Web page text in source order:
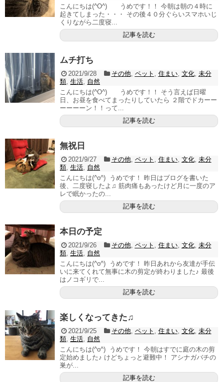
こんにちは(^O^) うめです！！ 今朝は朝の４時に
起きてしまった・・・ その後４０分ぐらいスマホいじ
くりながら二度寝...
記事を読む
ムチ打ち
2021/9/28 その他, ペット 住まい, 文化, 未分
類 生活 自然
こんにちは(^O^) うめです！！ そう言えば日曜
日、お昼を食べてまったりしていたら ２階でドカーー
ーーーーン！！って...
記事を読む
無祝日
2021/9/27 その他, ペット 住まい, 文化, 未分
類 生活 自然
こんにちは(^o^) うめです！ 昨日はブログを書いた
後、二度寝したよ♫ 筋肉痛もあったけど月に一度のア
レで眠かったの...
記事を読む
本日の予定
2021/9/26 その他, ペット 住まい, 文化, 未分
類 生活 自然
こんにちは(^o^) うめです！ 昨日あれから友達が手伝
いに来てくれて無事に木の剪定が終わりました♪ 最後
はノコギリで...
記事を読む
楽しくなってきた♫
2021/9/25 その他, ペット 住まい, 文化, 未分
類 生活 自然
こんにちは(^o^) うめです！ 今朝はすでに庭の木の剪
定始めました♪ けどちょっと避難中！ アシナガバチの
巣が...
記事を読む